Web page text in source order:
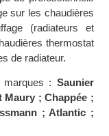
sur les chaudières
(radiateurs et
thermostat
de radiateur.
marques : Saunier
Maury ; Chappée ;
; Atlantic ;